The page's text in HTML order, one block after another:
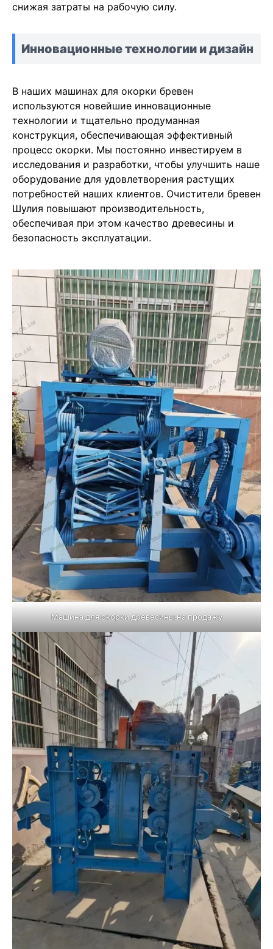
снижая затраты на рабочую силу.
Инновационные технологии и дизайн
В наших машинах для окорки бревен
используются новейшие инновационные
технологии и тщательно продуманная
конструкция, обеспечивающая эффективный
процесс окорки. Мы постоянно инвестируем в
исследования и разработки, чтобы улучшить наше
оборудование для удовлетворения растущих
потребностей наших клиентов. Очистители бревен
Шулия повышают производительность,
обеспечивая при этом качество древесины и
безопасность эксплуатации.
Машина для окорки древесины на продажу